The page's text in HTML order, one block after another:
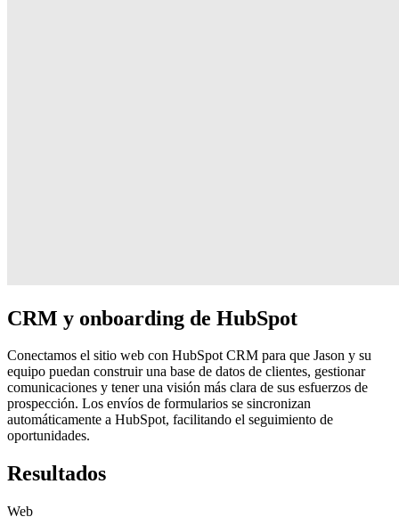
CRM y onboarding de HubSpot
Conectamos el sitio web con HubSpot CRM para que Jason y su
equipo puedan construir una base de datos de clientes, gestionar
comunicaciones y tener una visión más clara de sus esfuerzos de
prospección. Los envíos de formularios se sincronizan
automáticamente a HubSpot, facilitando el seguimiento de
oportunidades.
Resultados
Web